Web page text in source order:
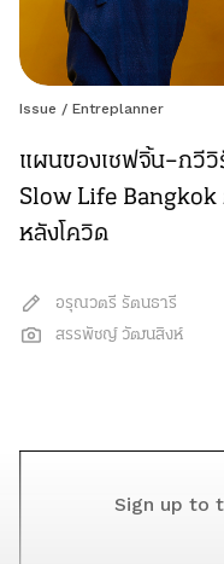
Issue / Entreplanner
แผนของเชฟจิ้น–กวี
Slow Life Bangkok
หลังโควิด
อรุณวตรี รัตนธารี
สรรพัชญ์ วัฒนสิงห์
Sign up to